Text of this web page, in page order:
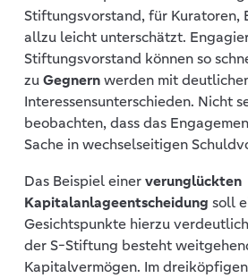
Stiftungsvorstand, für Kuratoren,
allzu leicht unterschätzt.
Stiftungsvorstand können so
zuGegnernwerden mit
Interessensunterschieden. Nicht
beobachten, dass das
Sache in wechselseitigen
Das Beispiel einerverunglückten
Kapitalanlageentscheidung soll
Gesichtspunkte hierzu
der S-Stiftung besteht
Kapitalvermögen. Im